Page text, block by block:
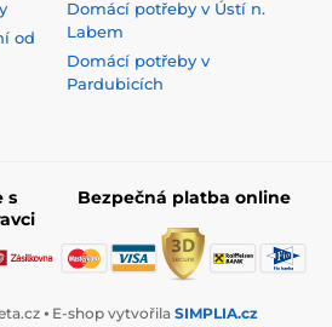
od
Domácí potřeby v Ústí n.
Labem
Domácí potřeby v
Pardubicích
s
Bezpečná platba online
⦁ E-shop vytvořila SIMPLIA.cz